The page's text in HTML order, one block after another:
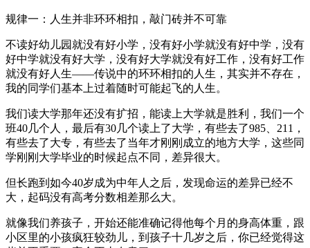
规律一：人生并非环环相扣，敲门砖并不可靠
不读好幼儿园就没有好小学，没有好小学就没有好中学，没有
好中学就没有好大学，没有好大学就没有好工作，没有好工作
就没有好人生——传说中的环环相扣的人生，其实并不存在，
我的同学们基本上过着随时可能起飞的人生。
我们读大学那年还没有扩招，能读上大学就是胜利，我们一个
班40几个人，最后有30几个读上了大学，有些去了985、211，
有些去了大专，有些去了当年才刚刚成立的地方大学，这些同
学刚刚大学毕业的时候起点不同，差异很大。
但长跑到如今40岁成为中年人之后，发现命运的差异已经不
大，起码没有高考分数相差那么大。
就像我们养孩子，开始还能准确记得他每个月的身高体重，跟
小区里的小孩疯狂较劲儿，到孩子十几岁之后，你已经觉得这